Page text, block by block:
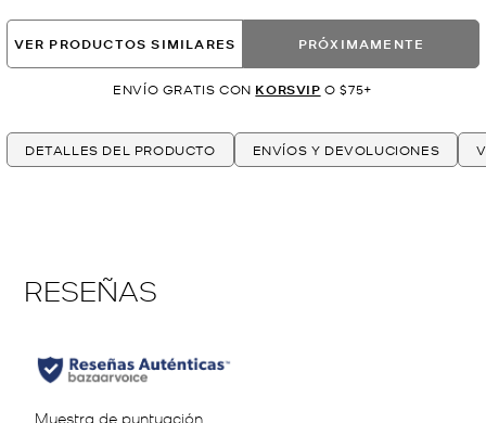
VER PRODUCTOS SIMILARES PRÓXIMAMENTE
ENVÍO GRATIS CON KORSVIP O $75+
DETALLES DEL PRODUCTO ENVÍOS Y DEVOLUCIONES